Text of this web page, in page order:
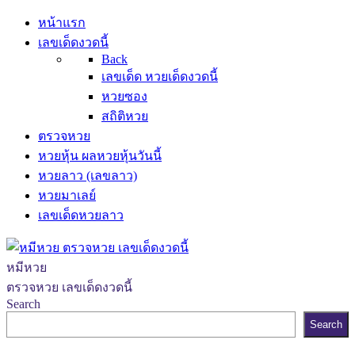
หน้าแรก
เลขเด็ดงวดนี้
Back
เลขเด็ด หวยเด็ดงวดนี้
หวยซอง
สถิติหวย
ตรวจหวย
หวยหุ้น ผลหวยหุ้นวันนี้
หวยลาว (เลขลาว)
หวยมาเลย์
เลขเด็ดหวยลาว
หมีหวย
ตรวจหวย เลขเด็ดงวดนี้
Search
Search